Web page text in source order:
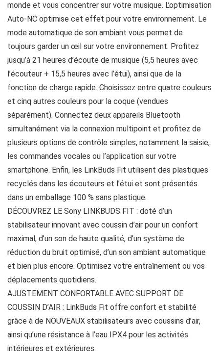
monde et vous concentrer sur votre musique. L’optimisation
Auto-NC optimise cet effet pour votre environnement. Le
mode automatique de son ambiant vous permet de
toujours garder un œil sur votre environnement. Profitez
jusqu’à 21 heures d’écoute de musique (5,5 heures avec
l’écouteur + 15,5 heures avec l’étui), ainsi que de la
fonction de charge rapide. Choisissez entre quatre couleurs
et cinq autres couleurs pour la coque (vendues
séparément). Connectez deux appareils Bluetooth
simultanément via la connexion multipoint et profitez de
plusieurs options de contrôle simples, notamment la saisie,
les commandes vocales ou l’application sur votre
smartphone. Enfin, les LinkBuds Fit utilisent des plastiques
recyclés dans les écouteurs et l’étui et sont présentés
dans un emballage 100 % sans plastique.
DÉCOUVREZ LE Sony LINKBUDS FIT : doté d’un
stabilisateur innovant avec coussin d’air pour un confort
maximal, d’un son de haute qualité, d’un système de
réduction du bruit optimisé, d’un son ambiant automatique
et bien plus encore. Optimisez votre entraînement ou vos
déplacements quotidiens.
AJUSTEMENT CONFORTABLE AVEC SUPPORT DE
COUSSIN D’AIR : LinkBuds Fit offre confort et stabilité
grâce à de NOUVEAUX stabilisateurs avec coussins d’air,
ainsi qu’une résistance à l’eau IPX4 pour les activités
intérieures et extérieures.